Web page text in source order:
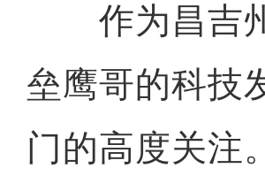
作为昌吉州
垒鹰哥的科技
门的高度关注